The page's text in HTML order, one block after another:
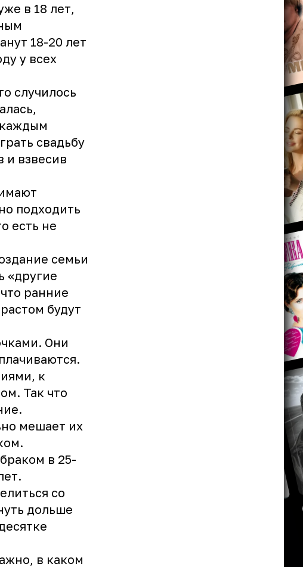
в 18 лет,
18-20 лет
у всех
случилось
каждым
свадьбу
и взвесив
подходить
есть не
семьи
«другие
ранние
будут
Они
к
Так что
мешает их
в 25-
со
дольше
в каком